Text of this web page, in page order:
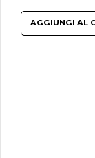
AGGIUNGI AL